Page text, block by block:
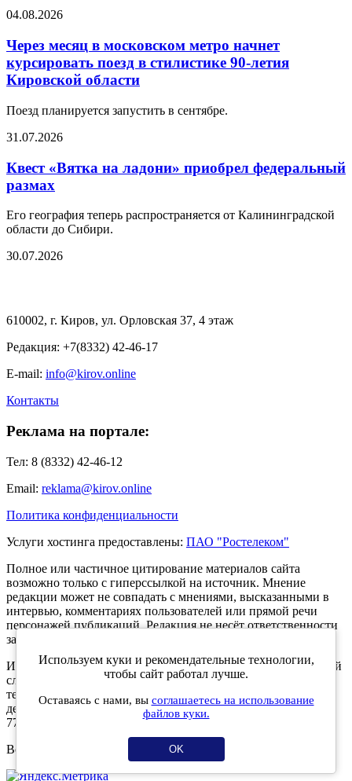
04.08.2026
Через месяц в московском метро начнет
курсировать поезд в стилистике 90-летия
Кировской области
Поезд планируется запустить в сентябре.
31.07.2026
Квест «Вятка на ладони» приобрел федеральный
размах
Его география теперь распространяется от Калининградской
области до Сибири.
30.07.2026
610002, г. Киров, ул. Орловская 37, 4 этаж
Редакция: +7(8332) 42-46-17
E-mail: info@kirov.online
Контакты
Реклама на портале:
Тел: 8 (8332) 42-46-12
Email: reklama@kirov.online
Политика конфиденциальности
Услуги хостинга предоставлены: ПАО "Ростелеком"
Полное или частичное цитирование материалов сайта
возможно только с гиперссылкой на источник. Мнение
редакции может не совпадать с мнениями, высказанными в
интервью, комментариях пользователей или прямой речи
персонажей публикаций. Редакция не несёт ответственности
за текст комментариев читателей.
Интернет-портал Kirov.online зарегистрирован в Федеральной
службе по надзору в сфере связи, информационных
технологий и массовых коммуникаций (Роскомнадзор) 5
декабря 2019 года. Регистрационный номер ЭЛ № ФС 77 -
77189.
Возрастное ограничение 12+
Используем куки и рекомендательные технологии,
чтобы сайт работал лучше.
Оставаясь с нами, вы соглашаетесь на использование
файлов куки.
OK